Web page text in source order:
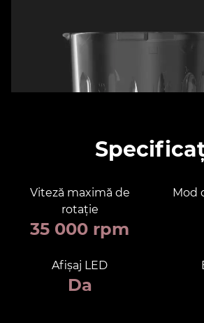
Viteză maximă de
rotație
35 000 rpm
Mod
Afișaj LED
Da